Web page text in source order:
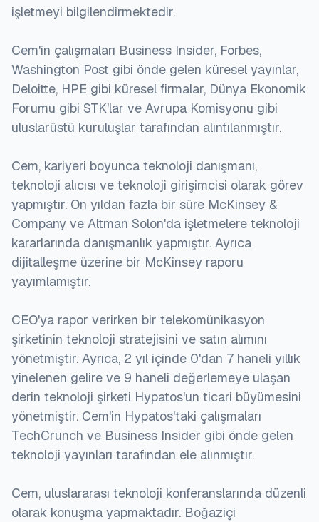
işletmeyi bilgilendirmektedir.
Cem'in çalışmaları Business Insider, Forbes,
Washington Post gibi önde gelen küresel yayınlar,
Deloitte, HPE gibi küresel firmalar, Dünya Ekonomik
Forumu gibi STK'lar ve Avrupa Komisyonu gibi
uluslarüstü kuruluşlar tarafından alıntılanmıştır.
Cem, kariyeri boyunca teknoloji danışmanı,
teknoloji alıcısı ve teknoloji girişimcisi olarak görev
yapmıştır. On yıldan fazla bir süre McKinsey &
Company ve Altman Solon'da işletmelere teknoloji
kararlarında danışmanlık yapmıştır. Ayrıca
dijitalleşme üzerine bir McKinsey raporu
yayımlamıştır.
CEO'ya rapor verirken bir telekomünikasyon
şirketinin teknoloji stratejisini ve satın alımını
yönetmiştir. Ayrıca, 2 yıl içinde 0'dan 7 haneli yıllık
yinelenen gelire ve 9 haneli değerlemeye ulaşan
derin teknoloji şirketi Hypatos'un ticari büyümesini
yönetmiştir. Cem'in Hypatos'taki çalışmaları
TechCrunch ve Business Insider gibi önde gelen
teknoloji yayınları tarafından ele alınmıştır.
Cem, uluslararası teknoloji konferanslarında düzenli
olarak konuşma yapmaktadır. Boğaziçi